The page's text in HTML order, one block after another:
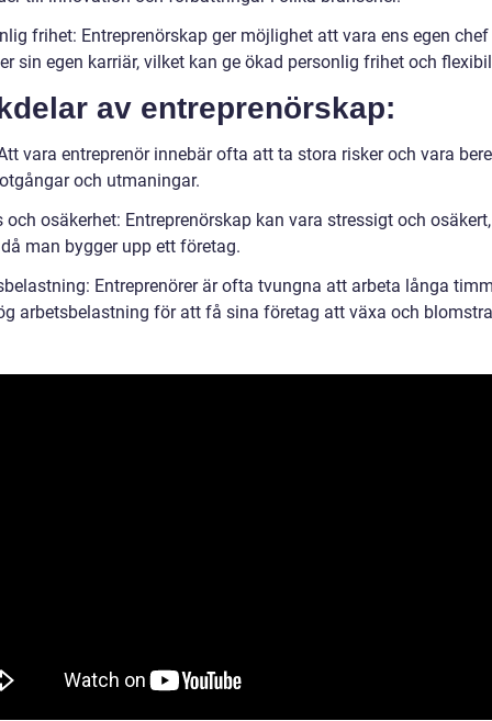
frihet: Entreprenörskap ger möjlighet att vara ens egen
sin egen karriär, vilket kan ge ökad personlig frihet och
av entreprenörskap:
vara entreprenör innebär ofta att ta stora risker och vara
och utmaningar.
och osäkerhet: Entreprenörskap kan vara stressigt och
man bygger upp ett företag.
Entreprenörer är ofta tvungna att arbeta långa
arbetsbelastning för att få sina företag att växa och